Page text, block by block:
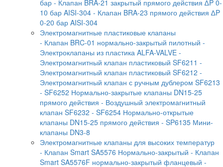
бар - Клапан BRA-21 закрытый прямого действия ∆P 0-
10 бар AISI-304 - Клапан BRA-23 прямого действия ∆P
0-20 бар AISI-304
Электромагнитные пластиковые клапаны
- Клапан BRC-01 нормально-закрытый пилотный -
Электроклапаны из пластика ALFA-VALVE -
Электромагнитный клапан пластиковый SF6211 -
Электромагнитный клапан пластиковый SF6212 -
Электромагнитный клапан с ручным дублером SF6213
- SF6252 Нормально-закрытые клапаны DN15-25
прямого действия - Воздушный электромагнитный
клапан SF6232 - SF6254 Нормально-открытые
клапаны DN15-25 прямого действия - SP6135 Мини-
клапаны DN3-8
Электромагнитные клапаны для высоких температур
- Клапан Smart SA5576 Нормально-закрытый - Клапан
Smart SA5576F нормально-закрытый фланцевый -